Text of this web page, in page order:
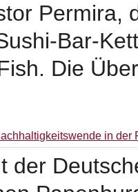
Permira,
Bar-
Die
in der
der